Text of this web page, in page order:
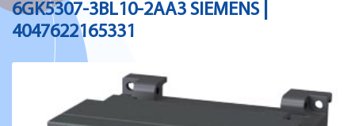
6GK5307-3BL10-2AA3 SIEMENS |
4047622165331